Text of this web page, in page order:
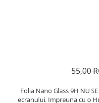
55,00
Folia Nano Glass 9H NU
ecranului. Impreuna cu o